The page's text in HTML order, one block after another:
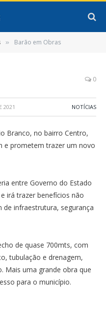
» Barão em Obras
0
2021 NOTÍCIAS
Branco, no bairro Centro,
e prometem trazer um novo
entre Governo do Estado
irá trazer benefícios não
infraestrutura, segurança
de quase 700mts, com
tubulação e drenagem,
Mais uma grande obra que
para o município.